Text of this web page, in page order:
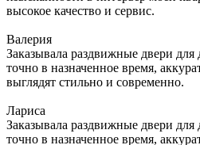
высокое качество и сервис.
Валерия
Заказывала раздвижные двери
точно в назначенное время,
выглядят стильно и современно.
Лариса
Заказывала раздвижные двери
точно в назначенное время,